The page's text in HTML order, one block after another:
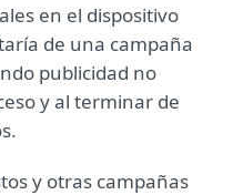
en el dispositivo
de una campaña
publicidad no
y al terminar de
y otras campañas